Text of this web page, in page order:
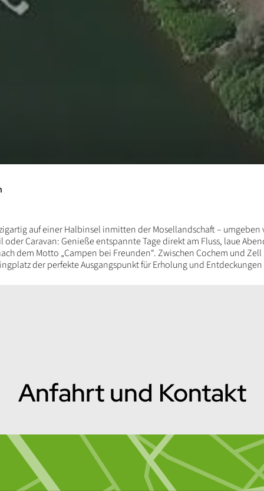
auf einer Halbinsel inmitten der Mosellandschaft – umgeben
oder Caravan: Genieße entspannte Tage direkt am Fluss, laue
dem Motto „Campen bei Freunden“. Zwischen Cochem und
der perfekte Ausgangspunkt für Erholung und
Anfahrt und Kontakt